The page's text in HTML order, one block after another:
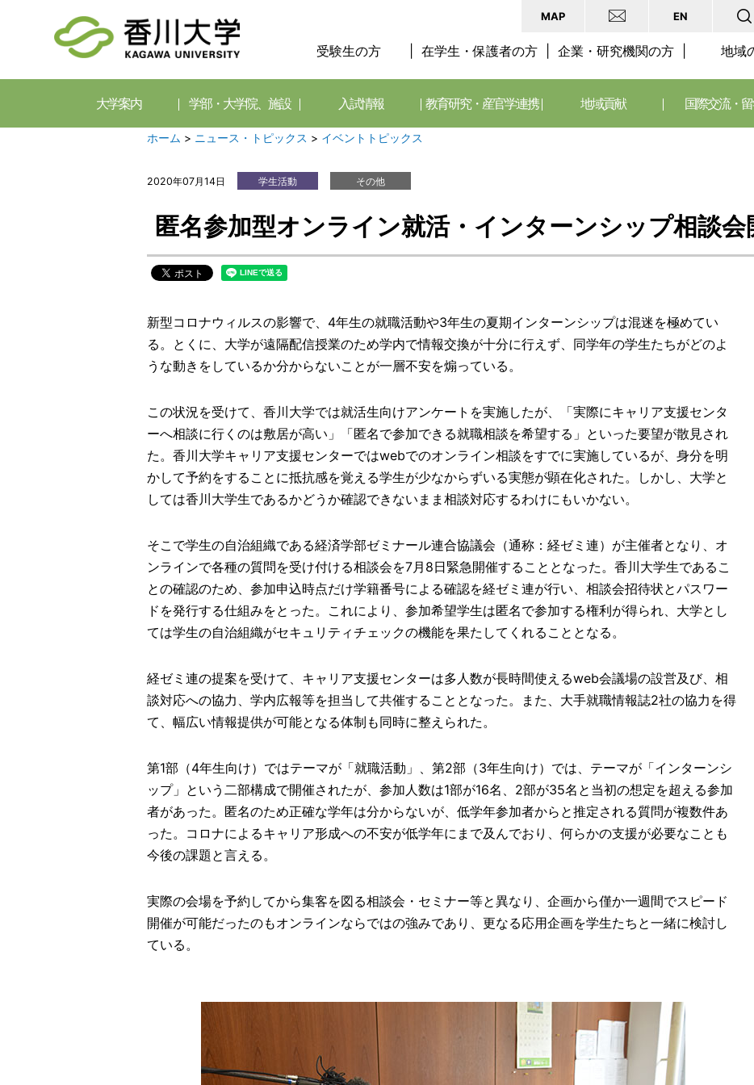
MAP EN
受験生の方 在学生・保護者の方 企業・研究機関の方 地域
大学案内 学部・大学院、施設 入試情報 教育研究・産官学連携 地域貢献 国際交流・
ホーム > ニュース・トピックス > イベントトピックス
2020年07月14日 学生活動 その他
匿名参加型オンライン就活・インターンシップ相談会
新型コロナウィルスの影響で、4年生の就職活動や3年生の夏期インターンシップは混迷を極めてい
る。とくに、大学が遠隔配信授業のため学内で情報交換が十分に行えず、同学年の学生たちがどのよ
うな動きをしているか分からないことが一層不安を煽っている。
この状況を受けて、香川大学では就活生向けアンケートを実施したが、「実際にキャリア支援センタ
ーへ相談に行くのは敷居が高い」「匿名で参加できる就職相談を希望する」といった要望が散見され
た。香川大学キャリア支援センターではwebでのオンライン相談をすでに実施しているが、身分を明
かして予約をすることに抵抗感を覚える学生が少なからずいる実態が顕在化された。しかし、大学と
しては香川大学生であるかどうか確認できないまま相談対応するわけにもいかない。
そこで学生の自治組織である経済学部ゼミナール連合協議会（通称：経ゼミ連）が主催者となり、オ
ンラインで各種の質問を受け付ける相談会を7月8日緊急開催することとなった。香川大学生であるこ
との確認のため、参加申込時点だけ学籍番号による確認を経ゼミ連が行い、相談会招待状とパスワー
ドを発行する仕組みをとった。これにより、参加希望学生は匿名で参加する権利が得られ、大学とし
ては学生の自治組織がセキュリティチェックの機能を果たしてくれることとなる。
経ゼミ連の提案を受けて、キャリア支援センターは多人数が長時間使えるweb会議場の設営及び、相
談対応への協力、学内広報等を担当して共催することとなった。また、大手就職情報誌2社の協力を得
て、幅広い情報提供が可能となる体制も同時に整えられた。
第1部（4年生向け）ではテーマが「就職活動」、第2部（3年生向け）では、テーマが「インターンシ
ップ」という二部構成で開催されたが、参加人数は1部が16名、2部が35名と当初の想定を超える参加
者があった。匿名のため正確な学年は分からないが、低学年参加者からと推定される質問が複数件あ
った。コロナによるキャリア形成への不安が低学年にまで及んでおり、何らかの支援が必要なことも
今後の課題と言える。
実際の会場を予約してから集客を図る相談会・セミナー等と異なり、企画から僅か一週間でスピード
開催が可能だったのもオンラインならではの強みであり、更なる応用企画を学生たちと一緒に検討し
ている。